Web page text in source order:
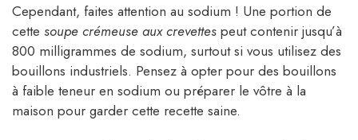
Cependant, faites attention au sodium ! Une portion de
cette soupe crémeuse aux crevettes peut contenir jusqu’à
800 milligrammes de sodium, surtout si vous utilisez des
bouillons industriels. Pensez à opter pour des bouillons
à faible teneur en sodium ou préparer le vôtre à la
maison pour garder cette recette saine.